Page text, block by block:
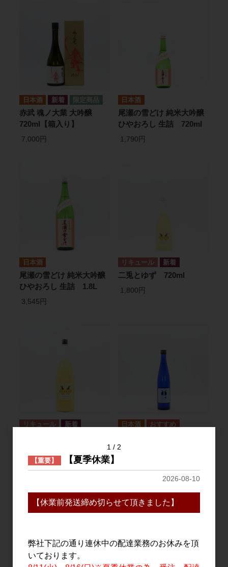
日本酒
赤武 魂ノ大業 大吟醸
720ml【箱入り】
7,000円
日本酒
尾瀬の雪どけ 純米大吟醸
ひやおろし 生詰 720ml
1,790円
日本酒
尾瀬の雪どけ 純米大吟醸
ひやおろし 生詰 1.8L
3,545円
リキュール
二兎とゆず 720ml
1,800円
リキュール 日本酒
500ml
1
2
【重要】
【夏季休業】
2026-08-10
【休業前発送締め切らせて頂きました】
弊社下記の通り連休中の配達業務のお休みを頂
いております。